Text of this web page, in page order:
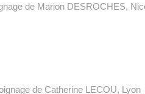
de MarionDESROCHES, N
de Catherine LECOU, Lyon